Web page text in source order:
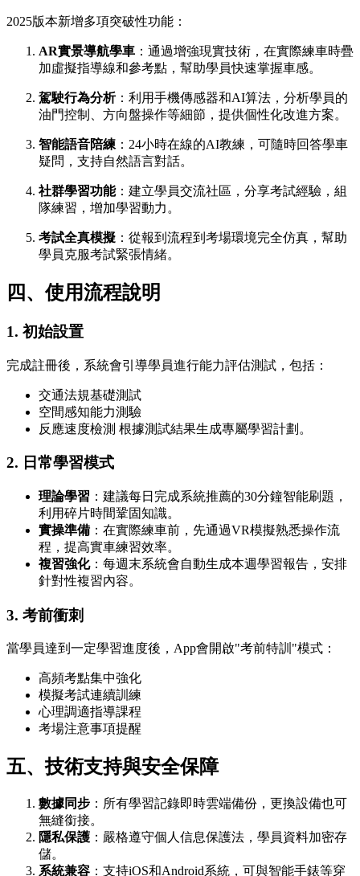
2025版本新增多項突破性功能：
AR實景導航學車 ：通過增強現實技術，在實際練車時疊
加虛擬指導線和參考點，幫助學員快速掌握車感。
駕駛行為分析：利用手機傳感器和AI算法，分析學員的
油門控制、方向盤操作等細節，提供個性化改進方案。
智能語音陪練 ：24小時在線的AI教練，可隨時回答學車
疑問，支持自然語言對話。
社群學習功能：建立學員交流社區，分享考試經驗，組
隊練習，增加學習動力。
考試全真模擬 ：從報到流程到考場環境完全仿真，幫助
學員克服考試緊張情緒。
四、使用流程說明
1. 初始設置
完成註冊後，系統會引導學員進行能力評估測試，包括：
交通法規基礎測試
空間感知能力測驗
反應速度檢測 根據測試結果生成專屬學習計劃。
2. 日常學習模式
理論學習 ：建議每日完成系統推薦的30分鐘智能刷題，
利用碎片時間鞏固知識。
實操準備 ：在實際練車前，先通過VR模擬熟悉操作流
程，提高實車練習效率。
複習強化：每週末系統會自動生成本週學習報告，安排
針對性複習內容。
3. 考前衝刺
當學員達到一定學習進度後，App會開啟"考前特訓"模式：
高頻考點集中強化
模擬考試連續訓練
心理調適指導課程
考場注意事項提醒
五、技術支持與安全保障
數據同步 ：所有學習記錄即時雲端備份，更換設備也可
無縫銜接。
隱私保護 ：嚴格遵守個人信息保護法，學員資料加密存
儲。
系統兼容 ：支持iOS和Android系統，可與智能手錶等穿